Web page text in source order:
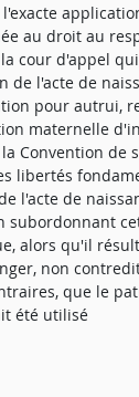
au droit au
cour d'appel
de l'acte de
pour autrui,
maternelle
Convention de
libertés
l'acte de
subordonnant
alors qu'il
non
que le
été utilisé